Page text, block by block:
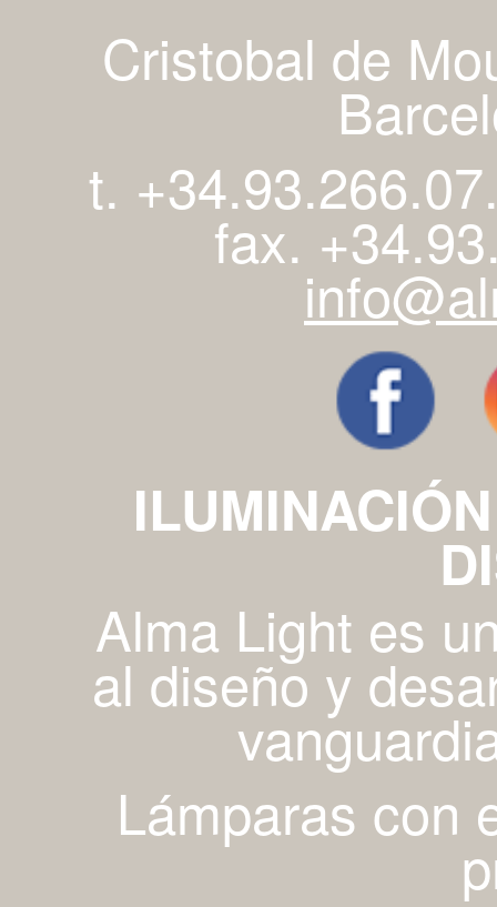
Cristobal de
t.
fax.
Alma Light es
al diseño y
Lámparas con